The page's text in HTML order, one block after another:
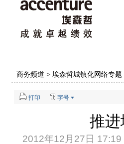
商务频道 > 埃森哲城镇化网络专题
打印 字号
推
2012年12月27日 17:19